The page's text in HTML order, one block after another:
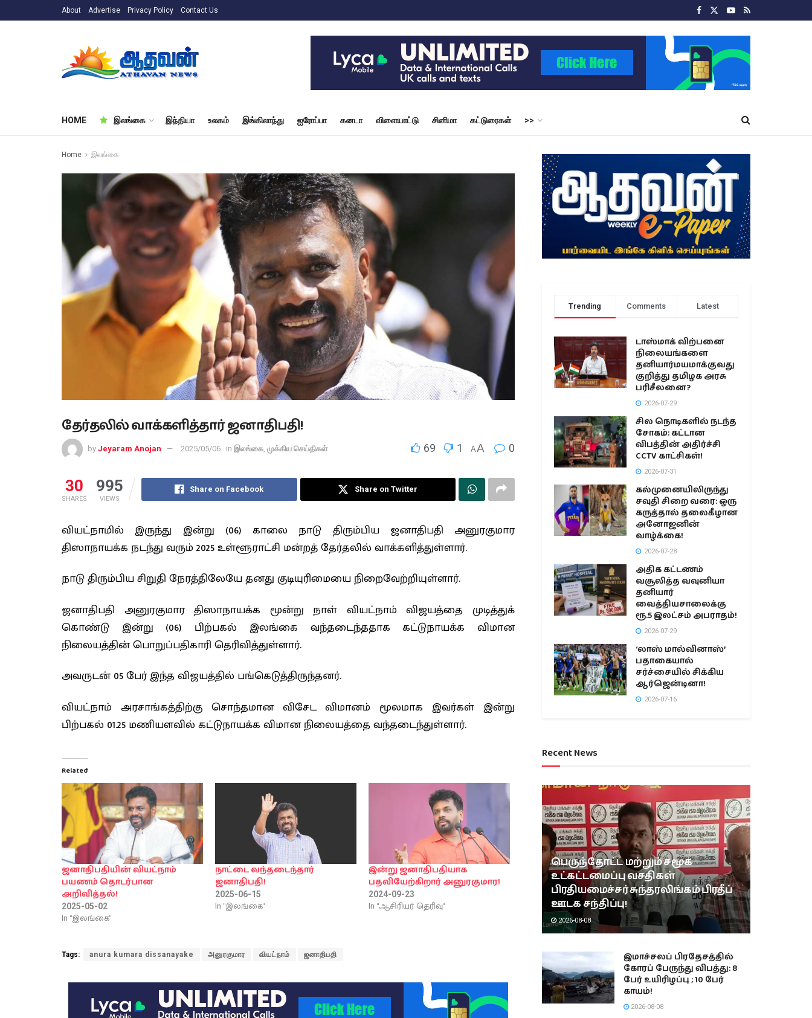
About Advertise Privacy Policy Contact Us
HOME இலங்கை இந்தியா உலகம் இங்கிலாந்து ஐரோப்பா கனடா விளையாட்டு சினிமா கட்டுரைகள் >>
Home இலங்கை
தேர்தலில் வாக்களித்தார் ஜனாதிபதி!
by Jeyaram Anojan 2025/05/06 in இலங்கை முக்கிய செய்திகள் 69 1 AA 0
30
SHARES
995
VIEWS
Share on Facebook Share on Twitter
வியட்நாமில் இருந்து இன்று (06) காலை நாடு திரும்பிய ஜனாதிபதி அனுரகுமார
திஸாநாயக்க நடந்து வரும் 2025 உள்ளூராட்சி மன்றத் தேர்தலில் வாக்களித்துள்ளார்.
நாடு திரும்பிய சிறுதி நேரத்திலேயே தனது குடியுரிமையை நிறைவேற்றியுள்ளார்.
ஜனாதிபதி அனுரகுமார திஸாநாயக்க மூன்று நாள் வியட்நாம் விஜயத்தை முடித்துக்
கொண்டு இன்று (06) பிற்பகல் இலங்கை வந்தடைந்ததாக கட்டுநாயக்க விமான
நிலையத்தின் பொறுப்பதிகாரி தெரிவித்துள்ளார்.
அவருடன் 05 பேர் இந்த விஜயத்தில் பங்கெடுத்திருந்தனர்.
வியட்நாம் அரசாங்கத்திற்கு சொந்தமான விசேட விமானம் மூலமாக இவர்கள் இன்று
பிற்பகல் 01.25 மணியளவில் கட்டுநாயக்க விமான நிலையத்தை வந்தடைந்துள்ளார்.
Related
ஜனாதிபதியின் வியட்நாம்
பயணம் தொடர்பான
அறிவித்தல்!
2025-05-02
In "இலங்கை"
நாட்டை வந்தடைந்தார்
ஜனாதிபதி!
2025-06-15
In "இலங்கை"
இன்று ஜனாதிபதியாக
பதவியேற்கிறார் அனுரகுமார!
2024-09-23
In "ஆசிரியர் தெரிவு"
Tags: anura kumara dissanayake அனுரகுமார வியட்நாம் ஜனாதிபதி
Trending Comments Latest
டாஸ்மாக் விற்பனை
நிலையங்களை
தனியார்மயமாக்குவது
குறித்து தமிழக அரசு
பரிசீலனை?
2026-07-29
சில நொடிகளில் நடந்த
சோகம்: கட்டான
விபத்தின் அதிர்ச்சி
CCTV காட்சிகள்!
2026-07-31
கல்முனையிலிருந்து
சவுதி சிறை வரை: ஒரு
கருத்தால் தலைகீழான
அனோஜனின்
வாழ்க்கை!
2026-07-28
அதிக கட்டணம்
வசூலித்த வவுனியா
தனியார்
வைத்தியசாலைக்கு
ரூ.5 இலட்சம் அபராதம்!
2026-07-29
‘லாஸ் மால்வினாஸ்’
பதாகையால்
சர்ச்சையில் சிக்கிய
ஆர்ஜென்டினா!
2026-07-16
Recent News
பெருந்தோட்ட மற்றும் சமூக
உட்கட்டமைப்பு வசதிகள்
பிரதியமைச்சர் சுந்தரலிங்கம் பிரதீப்
ஊடக சந்திப்பு!
2026-08-08
இமாச்சலப் பிரதேசத்தில்
கோரப் பேருந்து விபத்து: 8
பேர் உயிரிழப்பு ; 10 பேர்
காயம்!
2026-08-08